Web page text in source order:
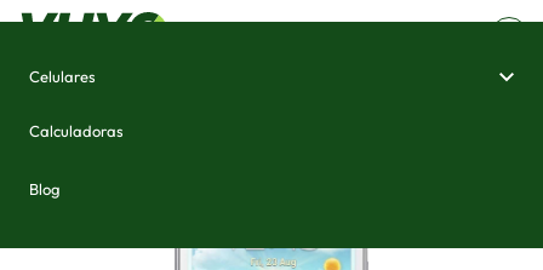
Celulares
Calculadoras
Blog